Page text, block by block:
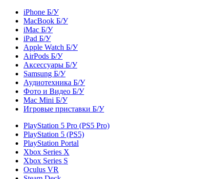
iPhone Б/У
MacBook Б/У
iMac Б/У
iPad Б/У
Apple Watch Б/У
AirPods Б/У
Аксессуары Б/У
Samsung Б/У
Аудиотехника Б/У
Фото и Видео Б/У
Mac Mini Б/У
Игровые приставки Б/У
PlayStation 5 Pro (PS5 Pro)
PlayStation 5 (PS5)
PlayStation Portal
Xbox Series X
Xbox Series S
Oculus VR